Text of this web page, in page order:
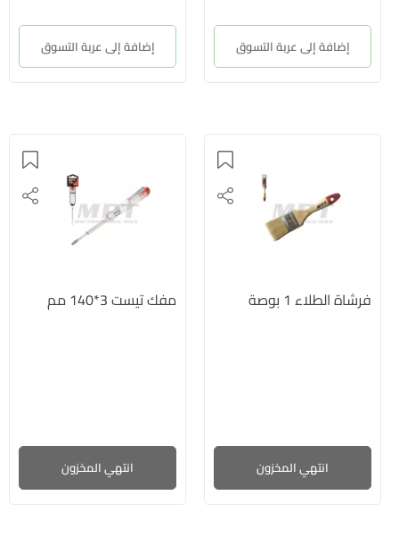
إضافة إلى عربة التسوق إضافة إلى عربة التسوق
فرشاة الطلاء 1 بوصة
انتهي المخزون
مفك تيست 3*140 مم
انتهي المخزون